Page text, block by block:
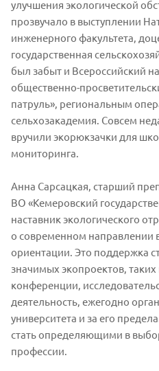
улучшения экологической
прозвучало в выступлении
инженерного факультета,
государственная
был забыт и Всероссийский
общественно-
патруль», региональным
сельхозакадемия. Совсем
вручили экорюкзачки для
мониторинга.
Анна Сарсацкая, старший
ВО «Кемеровский
наставник экологического
о современном направлении
ориентации. Это поддержка
значимых экопроектов,
конференции,
деятельность, ежегодно
университета и за его
стать определяющими в
профессии.